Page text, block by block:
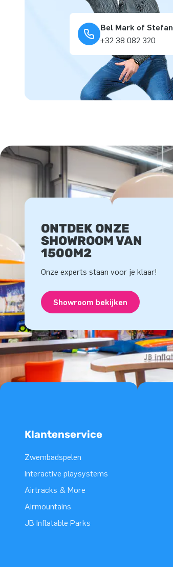
Bel Mark of Stefan
+32 38 082 320
ONTDEK ONZE
SHOWROOM VAN
1500M2
Onze experts staan voor je klaar!
Showroom bekijken
Klantenservice
Zwembadspelen
Interactive playsystems
Airtracks & More
Airmountains
JB Inflatable Parks